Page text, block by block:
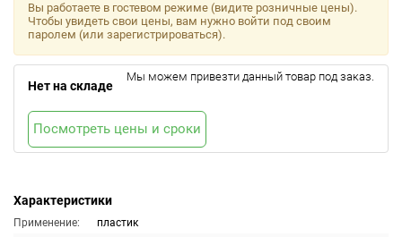
Характеристики
Применение:
пластик
Вы работаете в гостевом режиме (видите розничные цены).
Чтобы увидеть свои цены, вам нужно войти под своим
паролем (или зарегистрироваться).
Нет на складе
Мы можем привезти данный товар под заказ.
Посмотреть цены и сроки